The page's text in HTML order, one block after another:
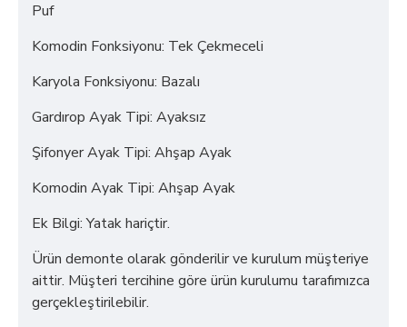
Puf
Komodin Fonksiyonu: Tek Çekmeceli
Karyola Fonksiyonu: Bazalı
Gardırop Ayak Tipi: Ayaksız
Şifonyer Ayak Tipi: Ahşap Ayak
Komodin Ayak Tipi: Ahşap Ayak
Ek Bilgi: Yatak hariçtir.
Ürün demonte olarak gönderilir ve kurulum müşteriye
aittir. Müşteri tercihine göre ürün kurulumu tarafımızca
gerçekleştirilebilir.